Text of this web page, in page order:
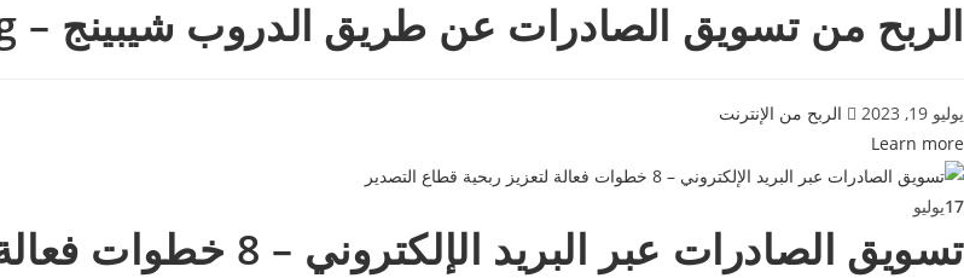
الربح من تسويق الصادرات عن طريق الدروب شيبينج – Dropshipping , بيع منتجات الغير
يوليو 19, 2023
الربح من الإنترنت
Learn more
17يوليو
تسويق الصادرات عبر البريد الإلكتروني – 8 خطوات فعالة لتعزيز ربحية قطاع التصدير